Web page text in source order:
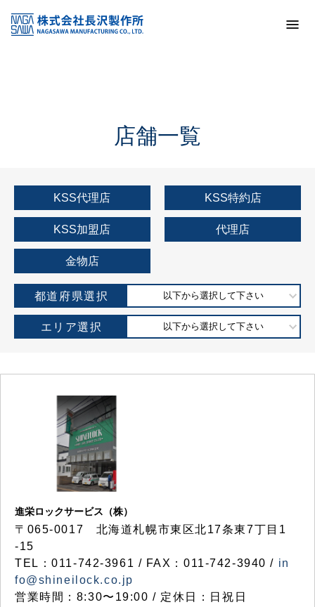
KSS加盟店・取扱店情報
店舗一覧
店舗一覧
KSS代理店 KSS特約店
KSS加盟店 代理店
金物店
都道府県選択 以下から選択して下さい
エリア選択 以下から選択して下さい
進栄ロックサービス（株）
〒065-0017 北海道札幌市東区北17条東7丁目1
-15
TEL：011-742-3961 / FAX：011-742-3940 / in
fo@shineilock.co.jp
営業時間：8:30〜19:00 / 定休日：日祝日